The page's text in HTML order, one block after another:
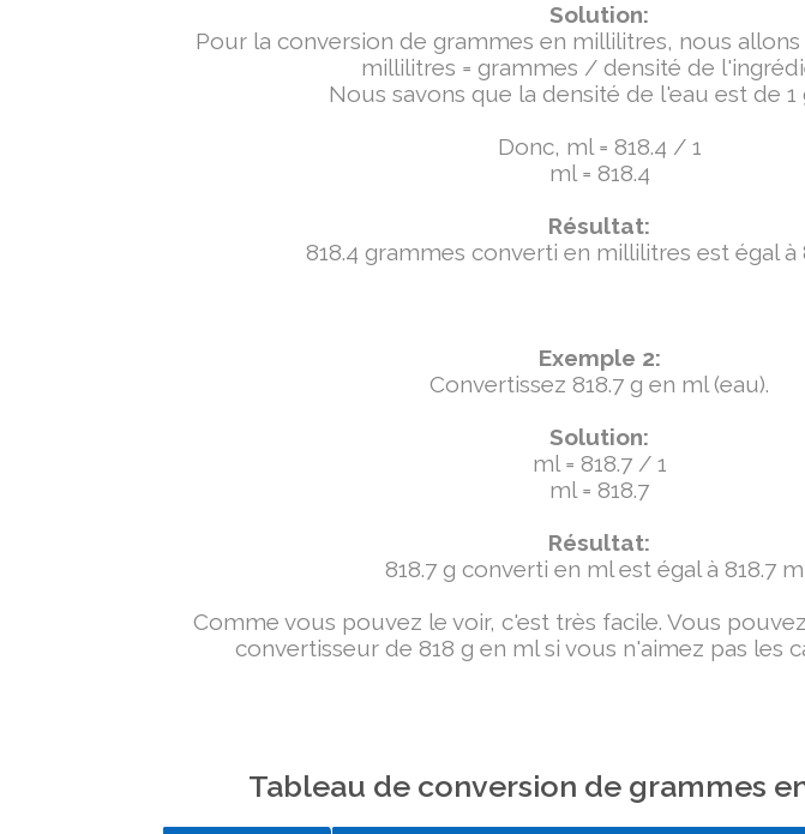
Solution:
Pour la conversion de grammes en millilitres, nous
millilitres = grammes / densité de
Nous savons que la densité de l'eau est de 1
Donc, ml = 818.4 / 1
ml = 818.4
Résultat:
818.4 grammes converti en millilitres est égal à
Exemple 2:
Convertissez 818.7 g en ml (eau).
Solution:
ml = 818.7 / 1
ml = 818.7
Résultat:
818.7 g converti en ml est égal à 818.7
Comme vous pouvez le voir, c'est très facile. Vous
convertisseur de 818 g en ml si vous n'aimez pas les
Tableau de conversion de grammes